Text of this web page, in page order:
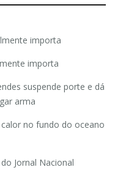
importa
importa
suspende porte e dá
arma
calor no fundo do oceano
Jornal Nacional